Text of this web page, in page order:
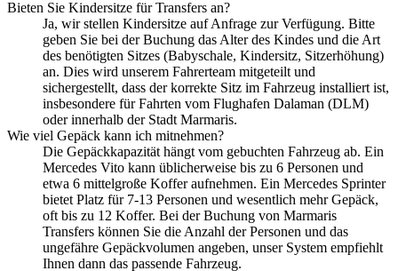
Bieten Sie Kindersitze für Transfers an?
Ja, wir stellen Kindersitze auf Anfrage zur Verfügung. Bitte
geben Sie bei der Buchung das Alter des Kindes und die Art
des benötigten Sitzes (Babyschale, Kindersitz, Sitzerhöhung)
an. Dies wird unserem Fahrerteam mitgeteilt und
sichergestellt, dass der korrekte Sitz im Fahrzeug installiert ist,
insbesondere für Fahrten vom Flughafen Dalaman (DLM)
oder innerhalb der Stadt Marmaris.
Wie viel Gepäck kann ich mitnehmen?
Die Gepäckkapazität hängt vom gebuchten Fahrzeug ab. Ein
Mercedes Vito kann üblicherweise bis zu 6 Personen und
etwa 6 mittelgroße Koffer aufnehmen. Ein Mercedes Sprinter
bietet Platz für 7-13 Personen und wesentlich mehr Gepäck,
oft bis zu 12 Koffer. Bei der Buchung von Marmaris
Transfers können Sie die Anzahl der Personen und das
ungefähre Gepäckvolumen angeben, unser System empfiehlt
Ihnen dann das passende Fahrzeug.